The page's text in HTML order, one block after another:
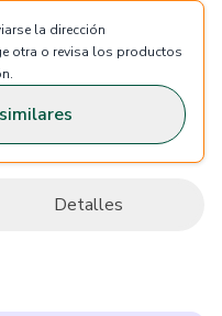
la dirección
otra o revisa los productos
Detalles